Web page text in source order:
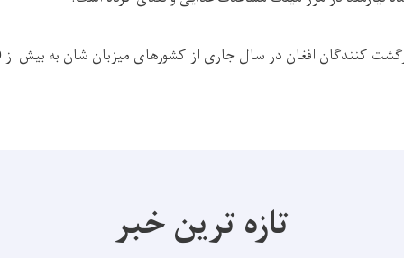
افغان در سال جاری از کشورهای میزبان شان به بیش از 500 هزار نفر می رسد.
تازه ترین خبر